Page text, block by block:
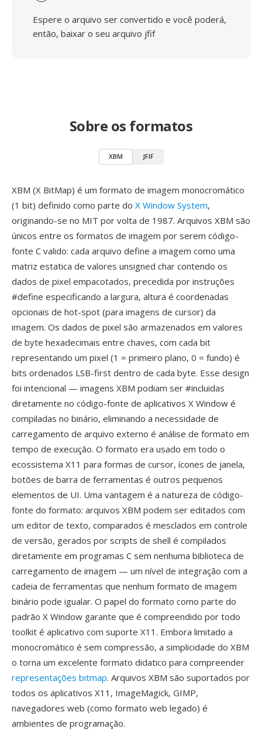
Espere o arquivo ser convertido e você poderá,
então, baixar o seu arquivo jfif
Sobre os formatos
XBM JFIF
XBM (X BitMap) é um formato de imagem monocromático
(1 bit) definido como parte do X Window System,
originando-se no MIT por volta de 1987. Arquivos XBM são
únicos entre os formatos de imagem por serem código-
fonte C valido: cada arquivo define a imagem como uma
matriz estatica de valores unsigned char contendo os
dados de pixel empacotados, precedida por instruções
#define especificando a largura, altura é coordenadas
opcionais de hot-spot (para imagens de cursor) da
imagem. Os dados de pixel são armazenados em valores
de byte hexadecimais entre chaves, com cada bit
representando um pixel (1 = primeiro plano, 0 = fundo) é
bits ordenados LSB-first dentro de cada byte. Esse design
foi intencional — imagens XBM podiam ser #incluidas
diretamente no código-fonte de aplicativos X Window é
compiladas no binário, eliminando a necessidade de
carregamento de arquivo externo é análise de formato em
tempo de execução. O formato era usado em todo o
ecossistema X11 para formas de cursor, ícones de janela,
botões de barra de ferramentas é outros pequenos
elementos de UI. Uma vantagem é a natureza de código-
fonte do formato: arquivos XBM podem ser editados com
um editor de texto, comparados é mesclados em controle
de versão, gerados por scripts de shell é compilados
diretamente em programas C sem nenhuma biblioteca de
carregamento de imagem — um nível de integração com a
cadeia de ferramentas que nenhum formato de imagem
binário pode igualar. O papel do formato como parte do
padrão X Window garante que é compreendido por todo
toolkit é aplicativo com suporte X11. Embora limitado a
monocromático é sem compressão, a simplicidade do XBM
o torna um excelente formato didatico para compreender
representações bitmap. Arquivos XBM são suportados por
todos os aplicativos X11, ImageMagick, GIMP,
navegadores web (como formato web legado) é
ambientes de programação.